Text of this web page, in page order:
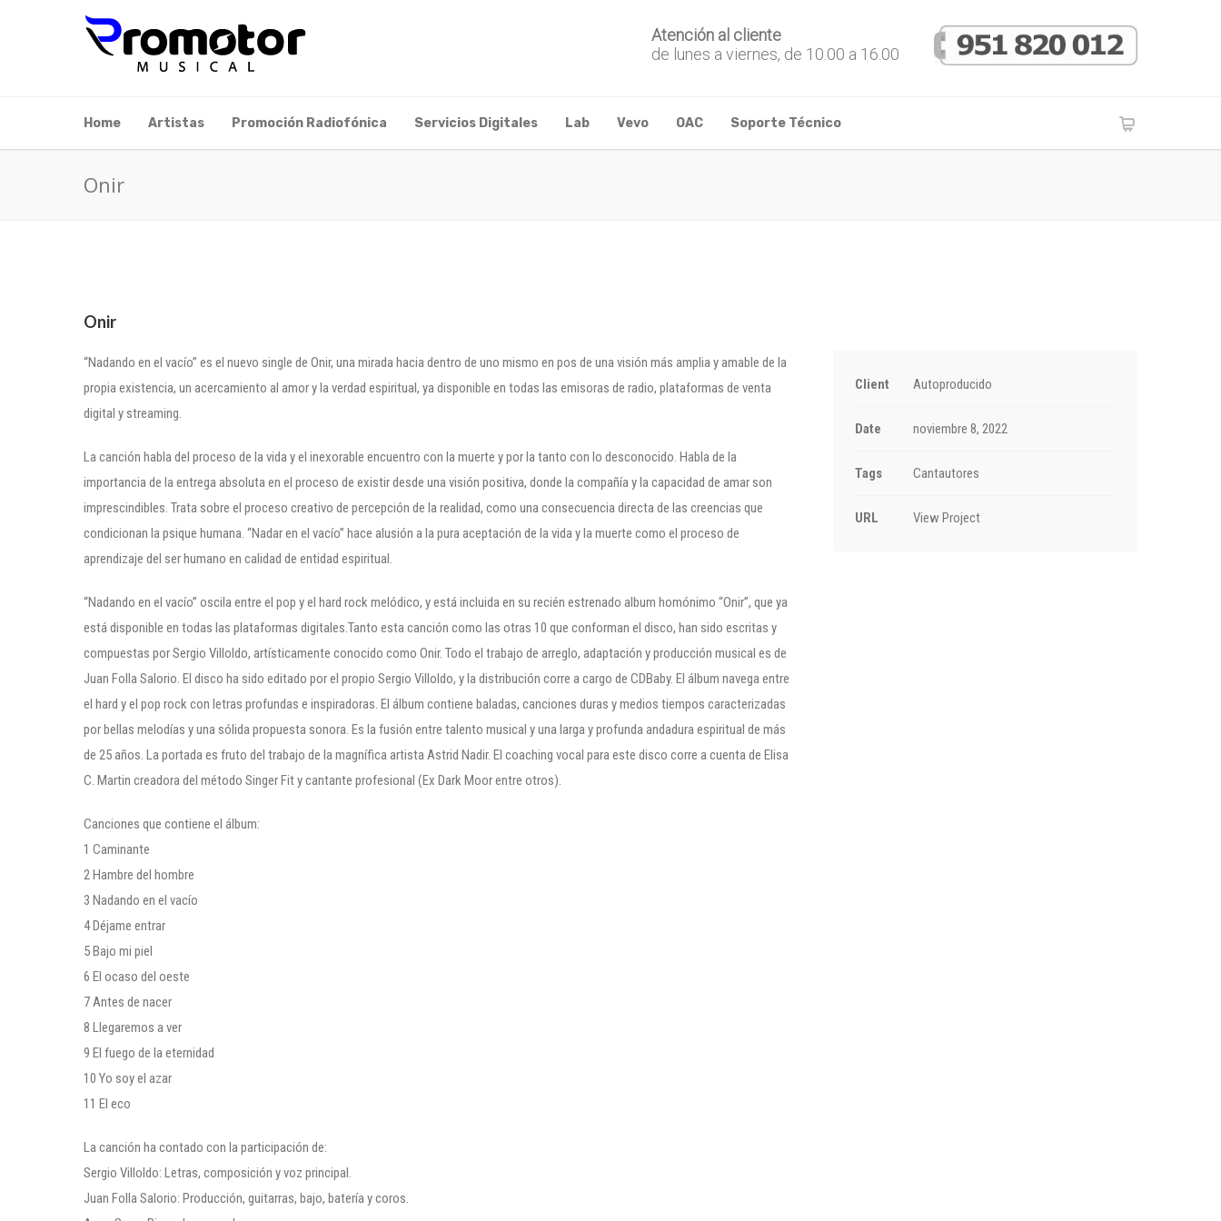
Atención al cliente
de lunes a viernes, de 10.00 a 16.00
Home Artistas Promoción Radiofónica Servicios Digitales Lab Vevo OAC Soporte Técnico
Onir
Onir
“Nadando en el vacío” es el nuevo single de Onir, una mirada hacia dentro de uno mismo en pos de una visión más amplia y amable de la
propia existencia, un acercamiento al amor y la verdad espiritual, ya disponible en todas las emisoras de radio, plataformas de venta
digital y streaming.
La canción habla del proceso de la vida y el inexorable encuentro con la muerte y por la tanto con lo desconocido. Habla de la
importancia de la entrega absoluta en el proceso de existir desde una visión positiva, donde la compañía y la capacidad de amar son
imprescindibles. Trata sobre el proceso creativo de percepción de la realidad, como una consecuencia directa de las creencias que
condicionan la psique humana. “Nadar en el vacío” hace alusión a la pura aceptación de la vida y la muerte como el proceso de
aprendizaje del ser humano en calidad de entidad espiritual.
“Nadando en el vacío” oscila entre el pop y el hard rock melódico, y está incluida en su recién estrenado album homónimo “Onir”, que ya
está disponible en todas las plataformas digitales.Tanto esta canción como las otras 10 que conforman el disco, han sido escritas y
compuestas por Sergio Villoldo, artísticamente conocido como Onir. Todo el trabajo de arreglo, adaptación y producción musical es de
Juan Folla Salorio. El disco ha sido editado por el propio Sergio Villoldo, y la distribución corre a cargo de CDBaby. El álbum navega entre
el hard y el pop rock con letras profundas e inspiradoras. El álbum contiene baladas, canciones duras y medios tiempos caracterizadas
por bellas melodías y una sólida propuesta sonora. Es la fusión entre talento musical y una larga y profunda andadura espiritual de más
de 25 años. La portada es fruto del trabajo de la magnífica artista Astrid Nadir. El coaching vocal para este disco corre a cuenta de Elisa
C. Martin creadora del método Singer Fit y cantante profesional (Ex Dark Moor entre otros).
Canciones que contiene el álbum:
1 Caminante
2 Hambre del hombre
3 Nadando en el vacío
4 Déjame entrar
5 Bajo mi piel
6 El ocaso del oeste
7 Antes de nacer
8 Llegaremos a ver
9 El fuego de la eternidad
10 Yo soy el azar
11 El eco
La canción ha contado con la participación de:
Sergio Villoldo: Letras, composición y voz principal.
Juan Folla Salorio: Producción, guitarras, bajo, batería y coros.
Client Autoproducido
Date noviembre 8, 2022
Tags Cantautores
URL View Project